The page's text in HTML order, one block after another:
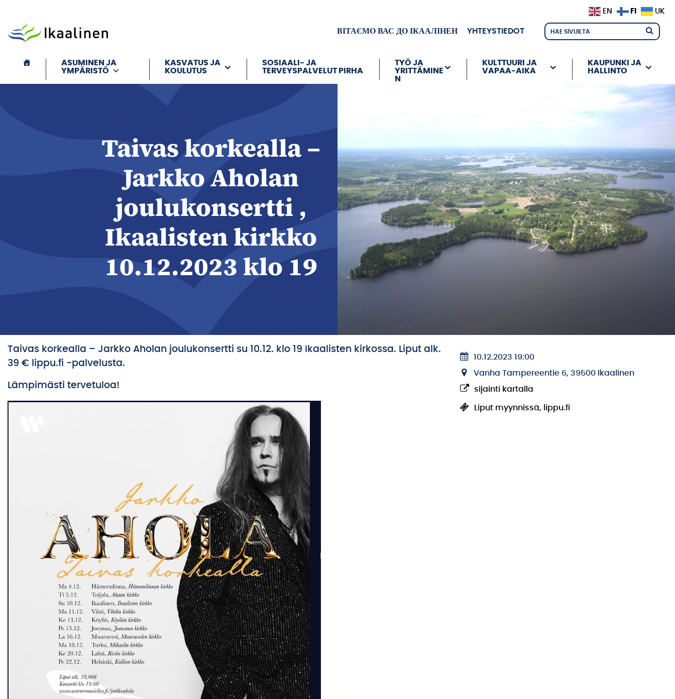
ВІТАЄМО ВАС ДО ІКААЛІНЕН YHTEYSTIEDOT
ASUMINEN JA
YMPÄRISTÖ
KASVATUS JA
KOULUTUS
SOSIAALI- JA
TERVEYSPALVELUT PIRHA
TYÖ JA
YRITTÄMINE
N
KULTTUURI JA
VAPAA-AIKA
KAUPUNKI JA
HALLINTO
Taivas korkealla –
Jarkko Aholan
joulukonsertti ,
Ikaalisten kirkko
10.12.2023 klo 19
Taivas korkealla – Jarkko Aholan joulukonsertti su 10.12. klo 19 Ikaalisten kirkossa. Liput alk.
39 € lippu.fi -palvelusta.
Lämpimästi tervetuloa!
10.12.2023 19:00
Vanha Tampereentie 6, 39500 Ikaalinen
sijainti kartalla
Liput myynnissä, lippu.fi
EN FI UK